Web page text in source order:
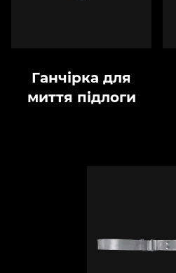
Ганчірка для
миття підлоги